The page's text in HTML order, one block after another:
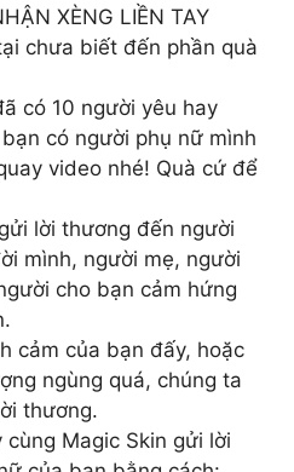
XÈNG LIỀN TAY
chưa biết đến phần quà
có 10 người yêu hay
có người phụ nữ mình
video nhé! Quà cứ để
lời thương đến người
mình, người mẹ, người
cho bạn cảm hứng
cảm của bạn đấy, hoặc
ngùng quá, chúng ta
thương.
Magic Skin gửi lời